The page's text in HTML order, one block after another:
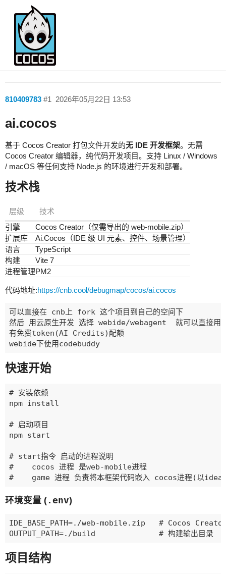
无Ide,cocoscreator ai开发方案
Showcase
810409783 2026年05月22日 13:53
#1
ai.cocos
基于 Cocos Creator 打包文件开发的无 IDE 开发框架。无需
Cocos Creator 编辑器，纯代码开发项目。支持 Linux / Windows
/ macOS 等任何支持 Node.js 的环境进行开发和部署。
技术栈
层级
技术
引擎
Cocos Creator（仅需导出的 web-mobile.zip）
扩展库
Ai.Cocos（IDE 级 UI 元素、控件、场景管理）
语言
TypeScript
构建
Vite 7
进程管理PM2
代码地址:https://cnb.cool/debugmap/cocos/ai.cocos
可以直接在 cnb上 fork 这个项目到自己的空间下
然后 用云原生开发 选择 webide/webagent  就可以直接用
有免费token(AI Credits)配额
webide下使用codebuddy
快速开始
# 安装依赖
npm install
# 启动项目
npm start
# start指令 启动的进程说明
#    cocos 进程 是web-mobile进程
环境变量 ( .env)
IDE_BASE_PATH=./web-mobile.zip   # Cocos
项目结构